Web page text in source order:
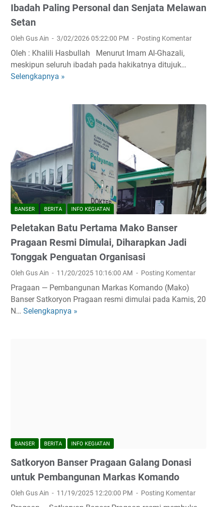
Ibadah Paling Personal dan Senjata Melawan
Setan
Oleh Gus Ain 3/02/2026 05:22:00 PM Posting Komentar
Oleh : Khalili Hasbullah Menurut Imam Al-Ghazali,
meskipun seluruh ibadah pada hakikatnya ditujuk…
Selengkapnya »
a
l
a
m
P
e
r
s
p
k
t
i
f
I
a
l
i
:
b
BANSER BERITA INFO KEGIATAN
Peletakan Batu Pertama Mako Banser
Pragaan Resmi Dimulai, Diharapkan Jadi
Tonggak Penguatan Organisasi
Oleh Gus Ain 11/20/2025 10:16:00 AM Posting Komentar
Pragaan — Pembangunan Markas Komando (Mako)
Banser Satkoryon Pragaan resmi dimulai pada Kamis, 20
N… Selengkapnya »
t
u
P
e
t
BANSER BERITA INFO KEGIATAN
Satkoryon Banser Pragaan Galang Donasi
untuk Pembangunan Markas Komando
Oleh Gus Ain 11/19/2025 12:20:00 PM Posting Komentar